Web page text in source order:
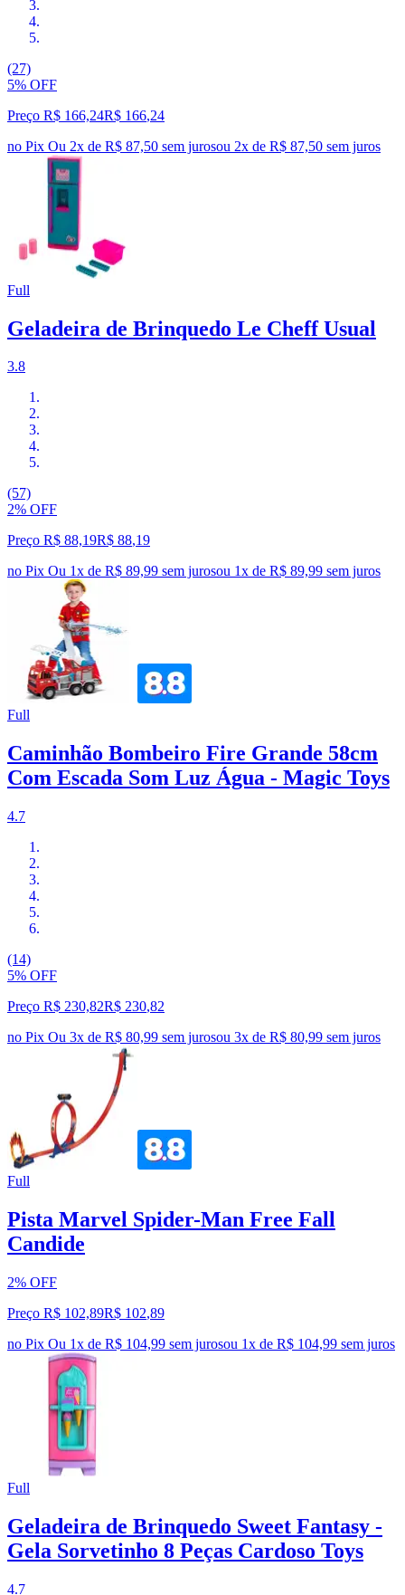
(27)
5% OFF
Preço R$ 166,24R$ 166,24
no Pix Ou 2x de R$ 87,50 sem jurosou 2x de R$ 87,50 sem juros
Full
Geladeira de Brinquedo Le Cheff Usual
3.8
(57)
2% OFF
Preço R$ 88,19R$ 88,19
no Pix Ou 1x de R$ 89,99 sem jurosou 1x de R$ 89,99 sem juros
Full
Caminhão Bombeiro Fire Grande 58cm
Com Escada Som Luz Água - Magic Toys
4.7
(14)
5% OFF
Preço R$ 230,82R$ 230,82
no Pix Ou 3x de R$ 80,99 sem jurosou 3x de R$ 80,99 sem juros
Full
Pista Marvel Spider-Man Free Fall
Candide
2% OFF
Preço R$ 102,89R$ 102,89
no Pix Ou 1x de R$ 104,99 sem jurosou 1x de R$ 104,99 sem juros
Full
Geladeira de Brinquedo Sweet Fantasy -
Gela Sorvetinho 8 Peças Cardoso Toys
4.7